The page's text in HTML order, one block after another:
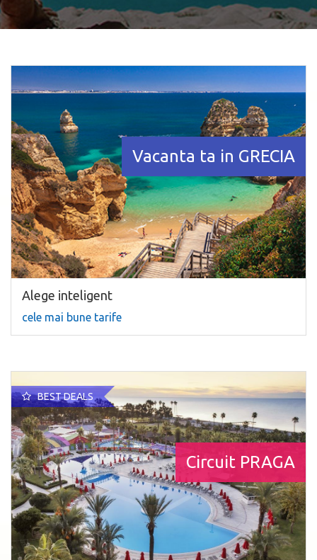
Vacanta ta in GRECIA
Alege inteligent
cele mai bune tarife
BEST DEALS
Circuit PRAGA